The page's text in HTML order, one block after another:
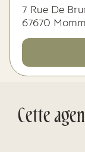
7 Rue De
67670
Cette